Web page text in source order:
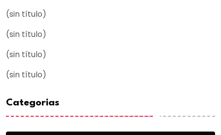
(sin título)
(sin título)
(sin título)
(sin título)
Categorias